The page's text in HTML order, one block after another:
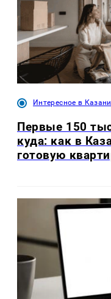
Интересное в Казани
Первые 150
куда: как в
готовую